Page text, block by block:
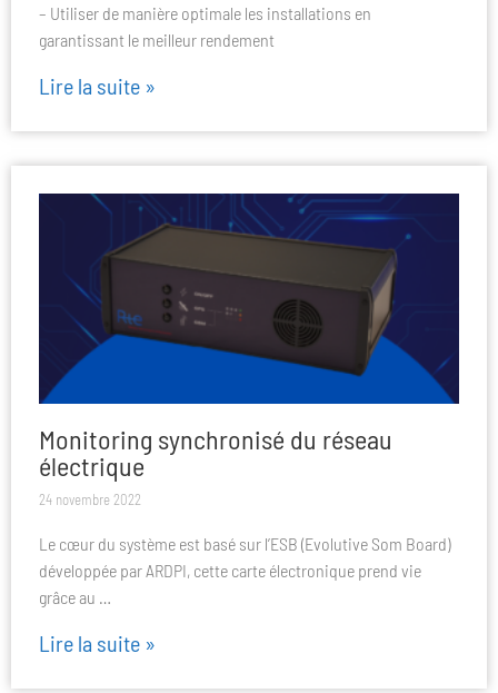
– Utiliser de manière optimale les installations en
garantissant le meilleur rendement
Lire la suite »
Monitoring synchronisé du réseau
électrique
24 novembre 2022
Le cœur du système est basé sur l’ESB (Evolutive Som Board)
développée par ARDPI, cette carte électronique prend vie
grâce au …
Lire la suite »